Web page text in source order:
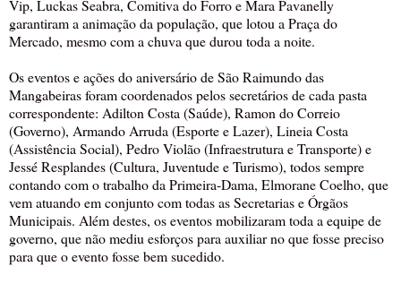
Vip, Luckas Seabra, Comitiva do Forro e Mara Pavanelly
garantiram a animação da população, que lotou a Praça do
Mercado, mesmo com a chuva que durou toda a noite.
Os eventos e ações do aniversário de São Raimundo das
Mangabeiras foram coordenados pelos secretários de cada pasta
correspondente: Adilton Costa (Saúde), Ramon do Correio
(Governo), Armando Arruda (Esporte e Lazer), Lineia Costa
(Assistência Social), Pedro Violão (Infraestrutura e Transporte) e
Jessé Resplandes (Cultura, Juventude e Turismo), todos sempre
contando com o trabalho da Primeira-Dama, Elmorane Coelho, que
vem atuando em conjunto com todas as Secretarias e Órgãos
Municipais. Além destes, os eventos mobilizaram toda a equipe de
governo, que não mediu esforços para auxiliar no que fosse preciso
para que o evento fosse bem sucedido.